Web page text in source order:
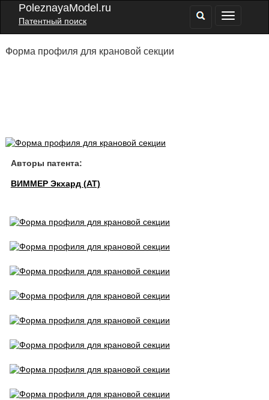
PoleznayaModel.ru
Патентный поиск
Форма профиля для крановой секции
Авторы патента:
ВИММЕР Экхард (AT)